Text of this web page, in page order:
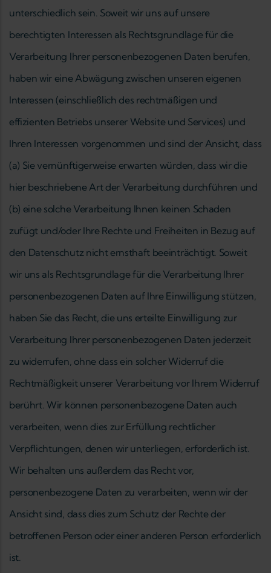
unterschiedlich sein. Soweit wir uns auf unsere
berechtigten Interessen als Rechtsgrundlage für die
Verarbeitung Ihrer personenbezogenen Daten berufen,
haben wir eine Abwägung zwischen unseren eigenen
Interessen (einschließlich des rechtmäßigen und
effizienten Betriebs unserer Website und Services) und
Ihren Interessen vorgenommen und sind der Ansicht, dass
(a) Sie vernünftigerweise erwarten würden, dass wir die
hier beschriebene Art der Verarbeitung durchführen und
(b) eine solche Verarbeitung Ihnen keinen Schaden
zufügt und/oder Ihre Rechte und Freiheiten in Bezug auf
den Datenschutz nicht ernsthaft beeinträchtigt. Soweit
wir uns als Rechtsgrundlage für die Verarbeitung Ihrer
personenbezogenen Daten auf Ihre Einwilligung stützen,
haben Sie das Recht, die uns erteilte Einwilligung zur
Verarbeitung Ihrer personenbezogenen Daten jederzeit
zu widerrufen, ohne dass ein solcher Widerruf die
Rechtmäßigkeit unserer Verarbeitung vor Ihrem Widerruf
berührt. Wir können personenbezogene Daten auch
verarbeiten, wenn dies zur Erfüllung rechtlicher
Verpflichtungen, denen wir unterliegen, erforderlich ist.
Wir behalten uns außerdem das Recht vor,
personenbezogene Daten zu verarbeiten, wenn wir der
Ansicht sind, dass dies zum Schutz der Rechte der
betroffenen Person oder einer anderen Person erforderlich
ist.